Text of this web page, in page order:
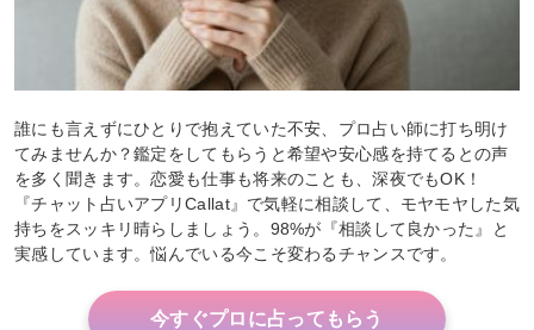
誰にも言えずにひとりで抱えていた不安、プロ占い師に打ち明け
てみませんか？鑑定をしてもらうと希望や安心感を持てるとの声
を多く聞きます。恋愛も仕事も将来のことも、深夜でもOK！
『チャット占いアプリCallat』で気軽に相談して、モヤモヤした気
持ちをスッキリ晴らしましょう。98%が『相談して良かった』と
実感しています。悩んでいる今こそ変わるチャンスです。
今すぐプロに占ってもらう